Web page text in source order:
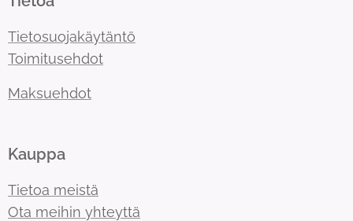
Tietosuojakäytäntö
Toimitusehdot
Maksuehdot
Kauppa
Tietoa meistä
Ota meihin yhteyttä